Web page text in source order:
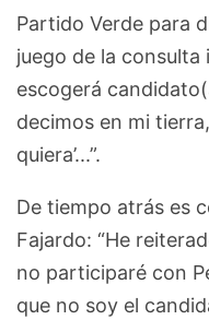
Partido Verde para
juego de la consulta
escogerá
decimos en mi
quiera’...”.
De tiempo atrás es
Fajardo: “He
no participaré con
que no soy el